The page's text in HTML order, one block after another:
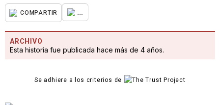
COMPARTIR ...
ARCHIVO
Esta historia fue publicada hace más de 4 años.
Se adhiere a los criterios de